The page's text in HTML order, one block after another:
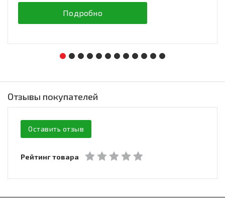
Подробно
Отзывы покупателей
Оставить отзыв
Рейтинг товара